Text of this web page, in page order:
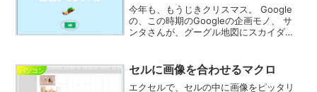
今年も、もうじきクリスマス。 Google
の、この時期のGoogleの企画モノ、 サ
ンタさんが、グーグル地図にスカイダイ
でないと、動きません。 C...
パソコン セルに画像を合わせるマクロ
エクセルで、セルの中に画像をピッタリ